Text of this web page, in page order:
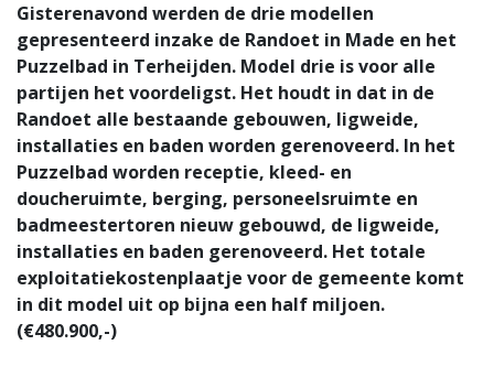
Gisterenavond werden de drie modellen
gepresenteerd inzake de Randoet in Made en het
Puzzelbad in Terheijden. Model drie is voor alle
partijen het voordeligst. Het houdt in dat in de
Randoet alle bestaande gebouwen, ligweide,
installaties en baden worden gerenoveerd. In het
Puzzelbad worden receptie, kleed- en
doucheruimte, berging, personeelsruimte en
badmeestertoren nieuw gebouwd, de ligweide,
installaties en baden gerenoveerd. Het totale
exploitatiekostenplaatje voor de gemeente komt
in dit model uit op bijna een half miljoen.
(€480.900,-)